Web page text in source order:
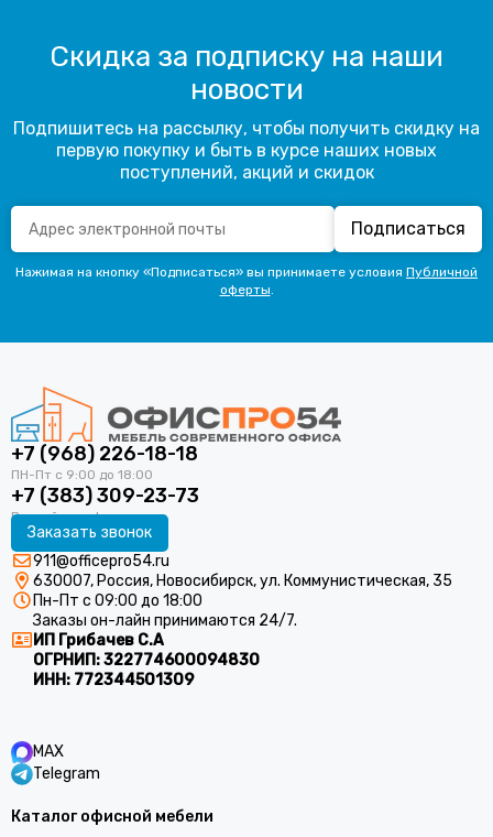
Скидка за подписку на наши
новости
Подпишитесь на рассылку, чтобы получить скидку на
первую покупку и быть в курсе наших новых
поступлений, акций и скидок
Подписаться
Нажимая на кнопку «Подписаться» вы принимаете условия Публичной
оферты.
+7 (968) 226-18-18
+7 (383) 309-23-73
Заказать звонок
911@officepro54.ru
630007, Россия, Новосибирск, ул. Коммунистическая, 35
Пн-Пт с 09:00 до 18:00
Заказы он-лайн принимаются 24/7.
ИП Грибачев С.А
ОГРНИП:322774600094830
ИНН: 772344501309
MAX
Telegram
Каталог офисной мебели